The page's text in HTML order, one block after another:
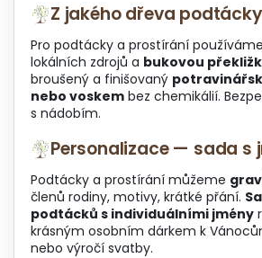
Z jakého dřeva
Pro podtácky a prostírání používáme
lokálních zdrojů a bukovou
broušený a finišovaný
nebo voskem bez chemikálií.
s nádobím.
Personalizace — sada s
Podtácky a prostírání můžeme
členů rodiny, motivy, krátké přání.
podtácků s individuálními jmény
krásným osobním dárkem k
nebo výročí svatby.